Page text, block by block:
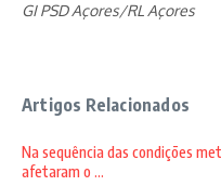
GI PSD Açores/RL Açores
Artigos Relacionados
Na sequência das condições
afetaram o ...